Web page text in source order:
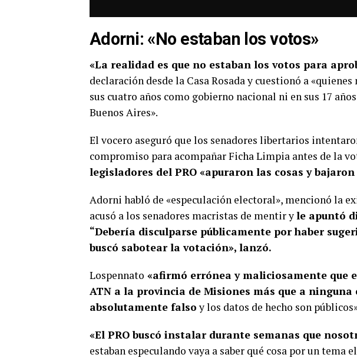
Adorni: «No estaban los votos»
«La realidad es que no estaban los votos para
declaración desde la Casa Rosada y cuestionó a
sus cuatro años como gobierno nacional ni en sus 17
Buenos Aires».
El vocero aseguró que los senadores libertarios
compromiso para acompañar Ficha Limpia antes de la
legisladores del PRO «apuraron las cosas y
Adorni habló de «especulación electoral», mencionó la
acusó a los senadores macristas de mentir yle apuntó
“Debería disculparse públicamente por haber
buscó sabotear la votación», lanzó.
Lospennato «afirmó errónea y maliciosamente
ATN a la provincia de Misiones más que a
absolutamente falsoy los datos de hecho son
«El PRO buscó instalar durante semanas que
estaban especulando vaya a saber qué cosa por un tema